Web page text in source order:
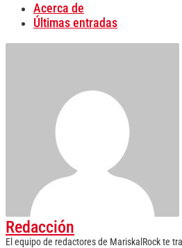
Acerca de
Últimas entradas
Redacción
El equipo de redactores de MariskalRock te